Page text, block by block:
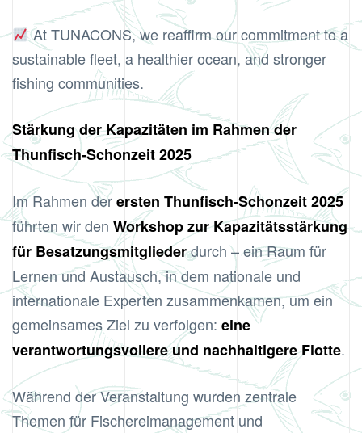
At TUNACONS, we reaffirm our commitment to a
sustainable fleet, a healthier ocean, and stronger
fishing communities.
Stärkung der Kapazitäten im Rahmen der
Thunfisch-Schonzeit 2025
Im Rahmen derersten Thunfisch-Schonzeit 2025
führten wir den Workshop zur Kapazitätsstärkung
für Besatzungsmitgliederdurch – ein Raum für
Lernen und Austausch, in dem nationale und
internationale Experten zusammenkamen, um ein
gemeinsames Ziel zu verfolgen: eine
verantwortungsvollere und nachhaltigere Flotte.
Während der Veranstaltung wurden zentrale
Themen für Fischereimanagement und